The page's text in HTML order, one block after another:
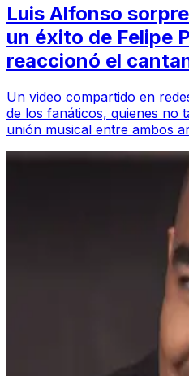
Luis Alfonso
un éxito de Felipe
reaccionó el
Un video compartido en
de los fanáticos, quienes no
unión musical entre ambos